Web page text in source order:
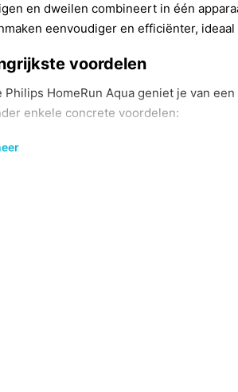
en dweilen combineert in één
eenvoudiger en efficiënter,
voordelen
Philips HomeRun Aqua geniet je van
enkele concrete voordelen:
zuigkracht: De robot